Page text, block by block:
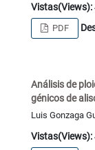
Vistas(Views):
PDF
Análisis de
génicos de
Luis Gonzaga
Vistas(Views):